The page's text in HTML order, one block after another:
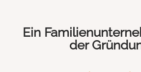
Ein
der